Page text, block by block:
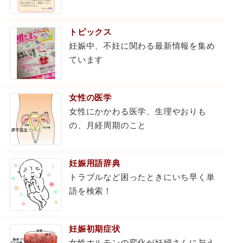
トピックス
妊娠中、不妊に関わる最新情報を集め
ています
女性の医学
女性にかかわる医学、生理やおりも
の、月経周期のこと
妊娠用語辞典
トラブルなど困ったときにいち早く単
語を検索！
妊娠初期症状